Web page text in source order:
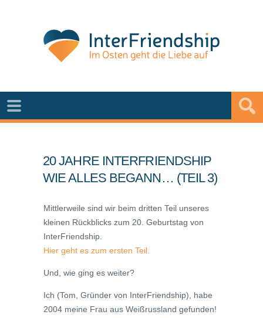
20 JAHRE INTERFRIENDSHIP
WIE ALLES BEGANN… (TEIL 3)
Mittlerweile sind wir beim dritten Teil unseres
kleinen Rückblicks zum 20. Geburtstag von
InterFriendship.
Hier geht es zum ersten Teil.
Und, wie ging es weiter?
Ich (Tom, Gründer von InterFriendship), habe
2004 meine Frau aus Weißrussland gefunden!